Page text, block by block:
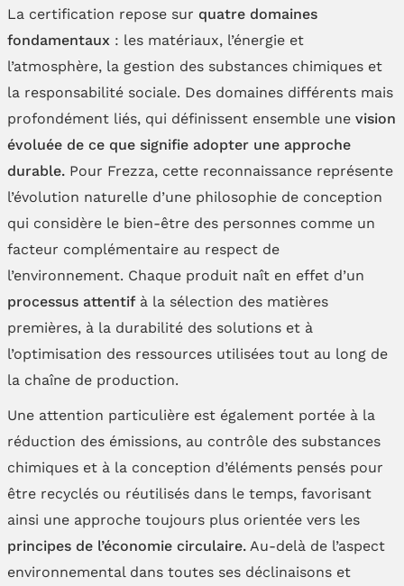
La certification repose sur quatre domaines
fondamentaux : les matériaux, l’énergie et
l’atmosphère, la gestion des substances chimiques et
la responsabilité sociale. Des domaines différents mais
profondément liés, qui définissent ensemble une vision
évoluée de ce que signifie adopter une approche
durable.Pour Frezza, cette reconnaissance représente
l’évolution naturelle d’une philosophie de conception
qui considère le bien-être des personnes comme un
facteur complémentaire au respect de
l’environnement. Chaque produit naît en effet d’un
processus attentifà la sélection des matières
premières, à la durabilité des solutions et à
l’optimisation des ressources utilisées tout au long de
la chaîne de production.
Une attention particulière est également portée à la
réduction des émissions, au contrôle des substances
chimiques et à la conception d’éléments pensés pour
être recyclés ou réutilisés dans le temps, favorisant
ainsi une approche toujours plus orientée vers les
principes de l’économie circulaire.Au-delà de l’aspect
environnemental dans toutes ses déclinaisons et